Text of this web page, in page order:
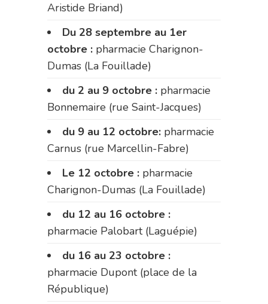
Aristide Briand)
Du 28 septembre au 1er
octobre : pharmacie Charignon-
Dumas (La Fouillade)
du 2 au 9 octobre : pharmacie
Bonnemaire (rue Saint-Jacques)
du 9 au 12 octobre: pharmacie
Carnus (rue Marcellin-Fabre)
Le 12 octobre : pharmacie
Charignon-Dumas (La Fouillade)
du 12 au 16 octobre :
pharmacie Palobart (Laguépie)
du 16 au 23 octobre :
pharmacie Dupont (place de la
République)